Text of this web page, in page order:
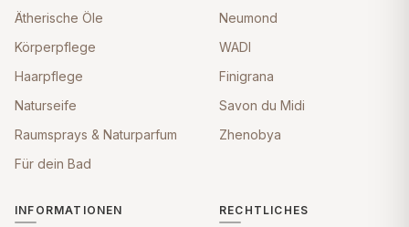
Ätherische Öle
Körperpflege
Haarpflege
Naturseife
Raumsprays & Naturparfum
Für dein Bad
Neumond
WADI
Finigrana
Savon du Midi
Zhenobya
INFORMATIONEN RECHTLICHES